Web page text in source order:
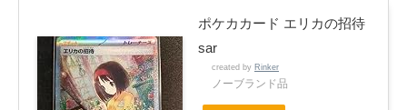
ポケカカード エリカの招待
sar
created by Rinker
ノーブランド品